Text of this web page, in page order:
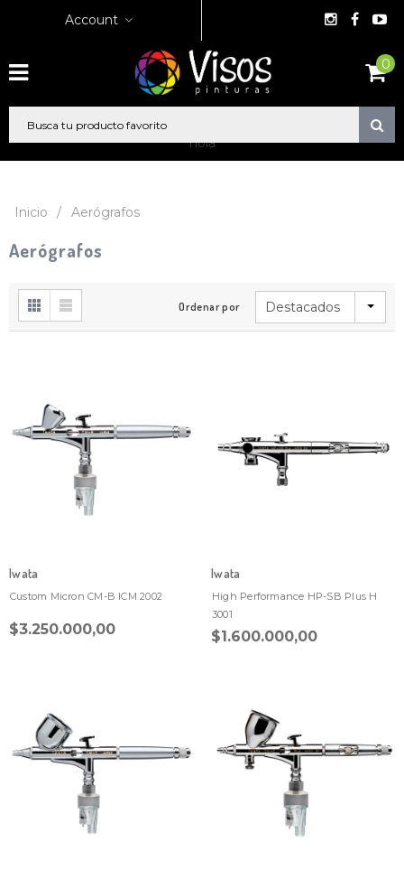
Account
0
hola
Inicio / Aerógrafos
Aerógrafos
Ordenar por Destacados
Iwata
Custom Micron CM-B ICM 2002
$3.250.000,00
Iwata
High Performance HP-SB Plus H
3001
$1.600.000,00